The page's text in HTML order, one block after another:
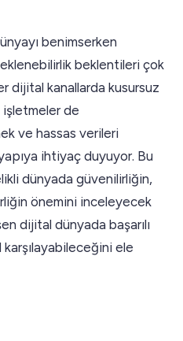
benimserken
beklentileri çok
dijital kanallarda kusursuz
de
ve hassas verileri
ihtiyaç duyuyor. Bu
dünyada güvenilirliğin,
önemini inceleyecek
dijital dünyada başarılı
ele